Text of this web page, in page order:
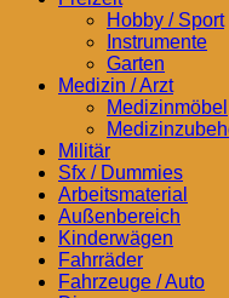
Hobby / Sport
Instrumente
Garten
Medizin / Arzt
Medizinmöbel
Militär
Sfx / Dummies
Arbeitsmaterial
Außenbereich
Kinderwägen
Fahrräder
Fahrzeuge / Auto